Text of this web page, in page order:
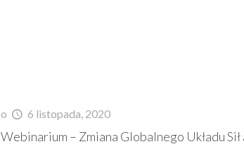
o 6 listopada, 2020
Webinarium – Zmiana Globalnego Układu